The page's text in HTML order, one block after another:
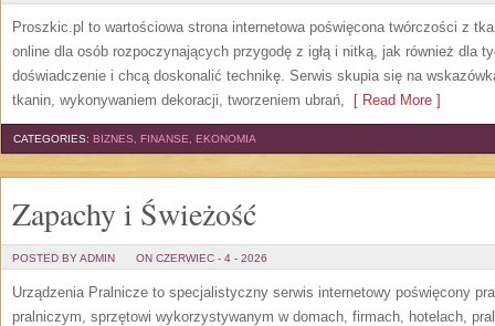
Proszkic.pl to wartościowa strona internetowa poświęcona twórczości z
online dla osób rozpoczynających przygodę z igłą i nitką, jak również dla
doświadczenie i chcą doskonalić technikę. Serwis skupia się na
tkanin, wykonywaniem dekoracji, tworzeniem ubrań, [ Read More ]
CATEGORIES: BIZNES, FINANSE, EKONOMIA
Zapachy i Świeżość
POSTED BY ADMIN ON CZERWIEC - 4 - 2026
Urządzenia Pralnicze to specjalistyczny serwis internetowy poświęcony
pralniczym, sprzętowi wykorzystywanym w domach, firmach, hotelach,